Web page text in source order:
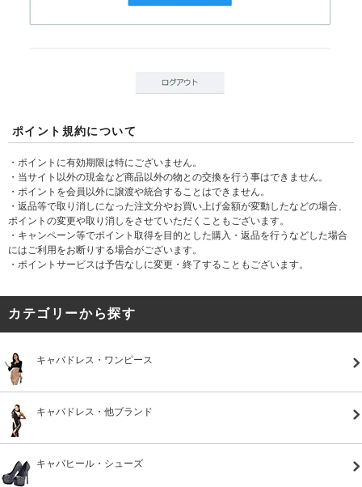
ポイント規約について
・ポイントに有効期限は特にございません。
・当サイト以外の現金など商品以外の物との交換を行う事はできません。
・ポイントを会員以外に譲渡や統合することはできません。
・返品等で取り消しになった注文分やお買い上げ金額が変動したなどの場合、
ポイントの変更や取り消しをさせていただくこともございます。
・キャンペーン等でポイント取得を目的とした購入・返品を行うなどした場合
にはご利用をお断りする場合がございます。
・ポイントサービスは予告なしに変更・終了することもございます。
カテゴリーから探す
キャバドレス・ワンピース
キャバドレス・他ブランド
キャバヒール・シューズ